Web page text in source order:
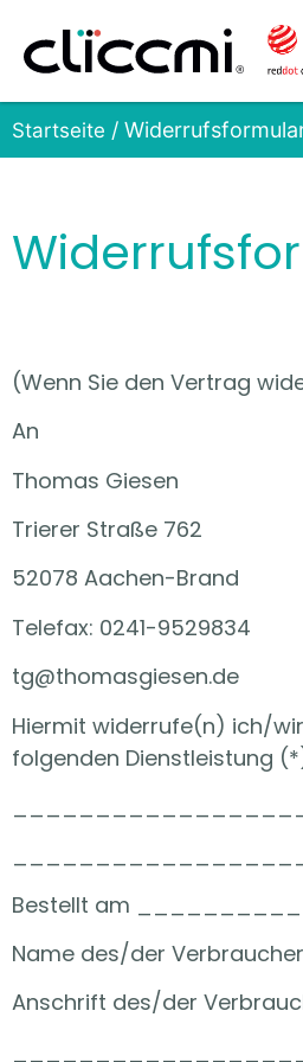
Startseite /
(Wenn Sie den Vertrag
An
Thomas Giesen
Trierer Straße 762
52078 Aachen-Brand
Telefax: 0241-9529834
tg@thomasgiesen.de
Hiermit widerrufe(n) ich/
folgenden Dienstleistung
Bestellt am
Name des/der
Anschrift des/der